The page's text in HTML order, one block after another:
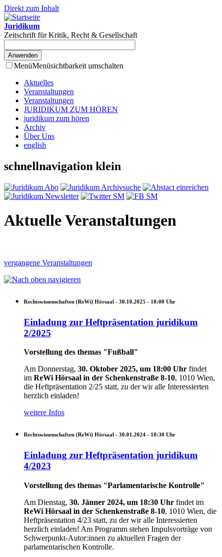
Direkt zum Inhalt
Juridikum
Zeitschrift für Kritik, Recht & Gesellschaft
MenüMenüsichtbarkeit umschalten
Aktuelles
Veranstaltungen
Veranstaltungen
JURIDIKUM ZUM HÖREN
juridikum zum hören
Archiv
Über Uns
english
schnellnavigation klein
Aktuelle Veranstaltungen
vergangene Veranstaltungen
Rechtswissenschaften (ReWi) Hörsaal - 30.10.2025 - 18:00 Uhr
Einladung zur Heftpräsentation juridikum
2/2025
Vorstellung des themas "Fußball"
Am Donnerstag, 30. Oktober 2025, um 18:00 Uhr findet
im ReWi Hörsaal in der Schenkenstraße 8-10, 1010 Wien,
die Heftpräsentation 2/25 statt, zu der wir alle Interessierten
herzlich einladen!
weitere Infos
Rechtswissenschaften (ReWi) Hörsaal - 30.01.2024 - 18:30 Uhr
Einladung zur Heftpräsentation juridikum
4/2023
Vorstellung des themas "Parlamentarische Kontrolle"
Am Dienstag, 30. Jänner 2024, um 18:30 Uhr findet im
ReWi Hörsaal in der Schenkenstraße 8-10, 1010 Wien, die
Heftpräsentation 4/23 statt, zu der wir alle Interessierten
herzlich einladen! Am Programm stehen Impulsvorträge von
Schwerpunkt-Autor:innen zu aktuellen Fragen der
parlamentarischen Kontrolle.